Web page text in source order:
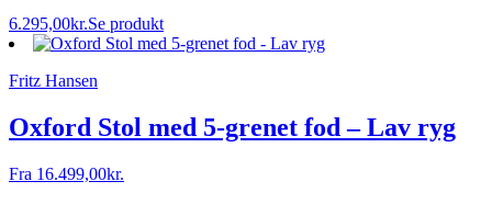
6.295,00kr.Se produkt
Fritz Hansen
Oxford Stol med 5-grenet fod – Lav ryg
Fra 16.499,00kr.